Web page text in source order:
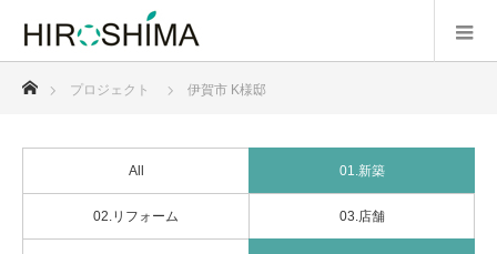
プロジェクト 伊賀市 K様邸
All 01.新築
02.リフォーム 03.店舗